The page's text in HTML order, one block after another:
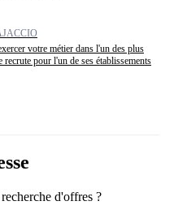
votre métier dans l'un des plus
pour l'un de ses établissements
d'offres ?